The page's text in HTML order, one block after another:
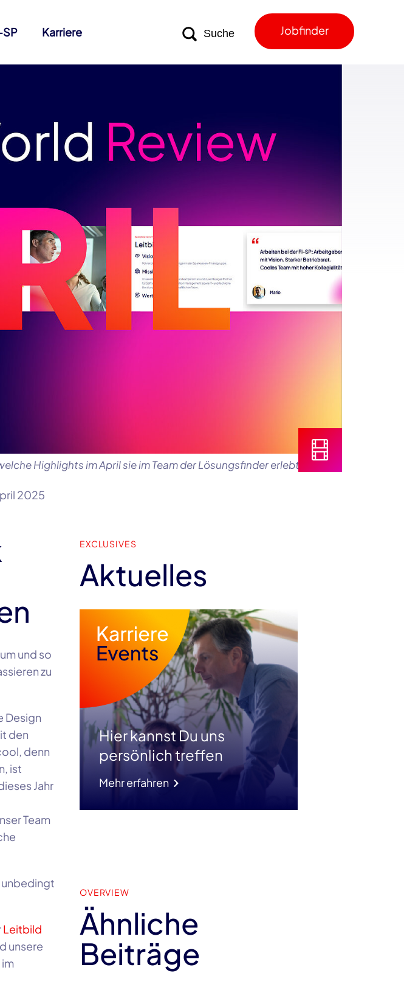
SP Karriere Jobfinder
Highlights im April sie im Team der Lösungsfinder erlebt haben.
2025
und so
zu
Design
den
denn
ist
Jahr
Team
unbedingt
Leitbild
unsere
EXCLUSIVES
Aktuelles
Hier kannst Du uns
persönlich treffen
Mehr erfahren
OVERVIEW
Ähnliche
Beiträge